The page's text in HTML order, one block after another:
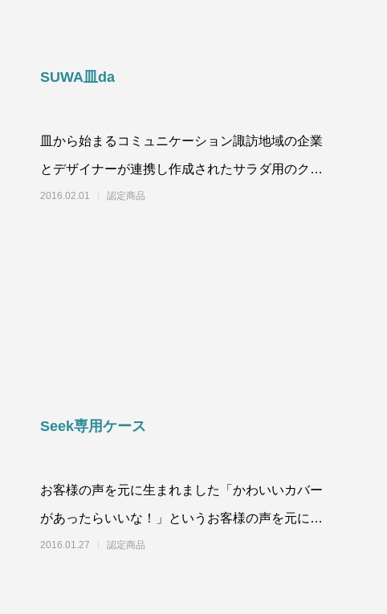
ジュエリー・アクセサリー
バッグ・小物
インテリア
家電・日用品
SUWA皿da
皿から始まるコミュニケーション諏訪地域の企業
とデザイナーが連携し作成されたサラダ用のクリ
スタルガラス製食器です。諏訪盆地が器状に見え
2016.02.01 認定商品
Seek専用ケース
お客様の声を元に生まれました「かわいいカバー
があったらいいな！」というお客様の声を元に、
「SUWAプレミアム」参画事業者同士（製造業と
2016.01.27 認定商品